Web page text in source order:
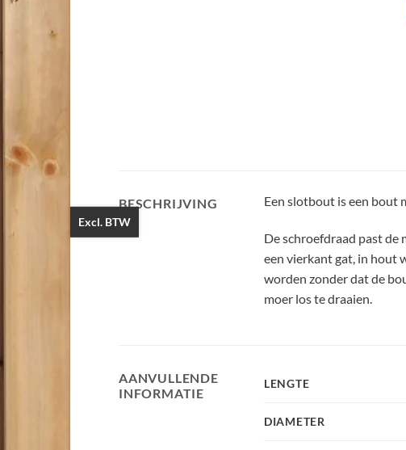
BESCHRIJVING Een slotbout is een bout
De schroefdraad past de
een vierkant gat, in hout
worden zonder dat de
moer los te draaien.
AANVULLENDE
INFORMATIE
LENGTE
DIAMETER
Excl. BTW